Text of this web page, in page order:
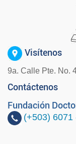
Visítenos
9a. Calle Pte. No.
Contáctenos
Fundación
(+503) 6071